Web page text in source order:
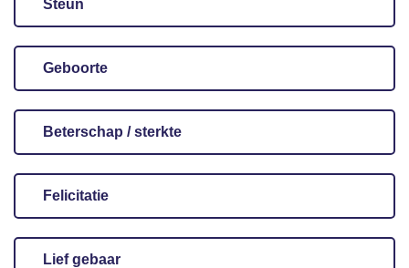
Steun
Geboorte
Beterschap / sterkte
Felicitatie
Lief gebaar